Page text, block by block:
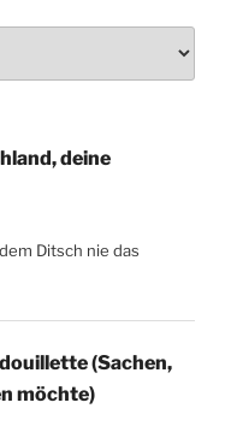
deine
Ditsch nie das
(Sachen,
möchte)